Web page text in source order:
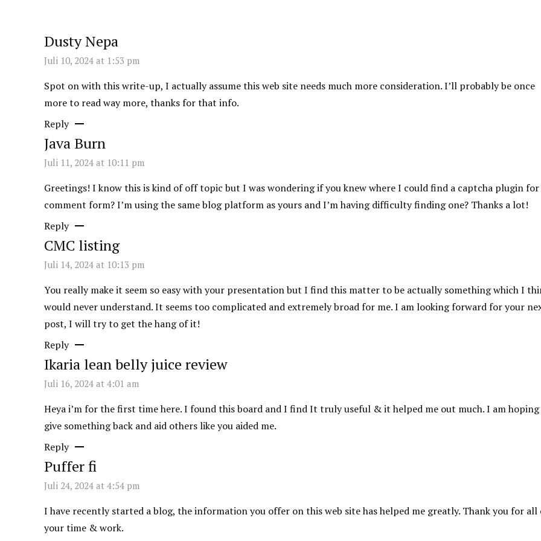
Dusty Nepa
Juli 10, 2024 at 1:53 pm
Spot on with this write-up, I actually assume this web site needs much more consideration. I’ll probably be once
more to read way more, thanks for that info.
Reply
Java Burn
Juli 11, 2024 at 10:11 pm
Greetings! I know this is kind of off topic but I was wondering if you knew where I could find a captcha plugin
comment form? I’m using the same blog platform as yours and I’m having difficulty finding one? Thanks a lot!
Reply
CMC listing
Juli 14, 2024 at 10:13 pm
You really make it seem so easy with your presentation but I find this matter to be actually something which I
would never understand. It seems too complicated and extremely broad for me. I am looking forward for your
post, I will try to get the hang of it!
Reply
Ikaria lean belly juice review
Juli 16, 2024 at 4:01 am
Heya i’m for the first time here. I found this board and I find It truly useful & it helped me out much. I am
give something back and aid others like you aided me.
Reply
Puffer fi
Juli 24, 2024 at 4:54 pm
I have recently started a blog, the information you offer on this web site has helped me greatly. Thank you for all
your time & work.